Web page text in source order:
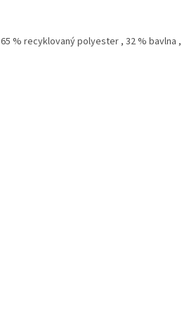
65 % recyklovaný polyester , 32 % bavlna ,